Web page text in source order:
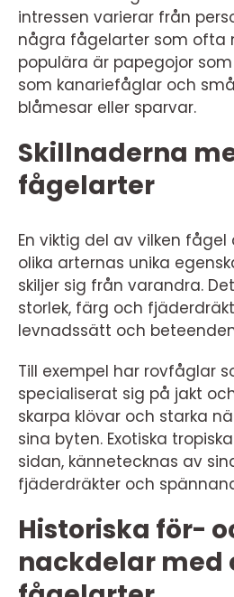
intressen varierar från
några fågelarter som ofta
populära är papegojor
som kanariefåglar och
blåmesar eller sparvar.
Skillnaderna
fågelarter
En viktig del av vilken
olika arternas unika
skiljer sig från varandra.
storlek, färg och
levnadssätt och
Till exempel har rovfåglar
specialiserat sig på jakt
skarpa klövar och starka
sina byten. Exotiska
sidan, kännetecknas av
fjäderdräkter och
Historiska för-
nackdelar med